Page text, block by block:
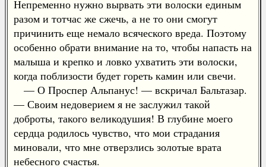
Непременно нужно вырвать эти волоски единым
разом и тотчас же сжечь, а не то они смогут
причинить еще немало всяческого вреда. Поэтому
особенно обрати внимание на то, чтобы напасть на
малыша и крепко и ловко ухватить эти волоски,
когда поблизости будет гореть камин или свечи.
— О Проспер Альпанус! — вскричал Бальтазар.
— Своим недоверием я не заслужил такой
доброты, такого великодушия! В глубине моего
сердца родилось чувство, что мои страдания
миновали, что мне отверзлись золотые врата
небесного счастья.